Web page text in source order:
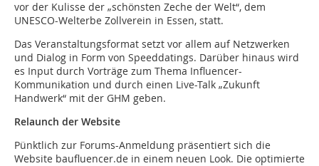
vor der Kulisse der „schönsten Zeche der Welt“, dem
UNESCO-Welterbe Zollverein in Essen, statt.
Das Veranstaltungsformat setzt vor allem auf Netzwerken
und Dialog in Form von Speeddatings. Darüber hinaus wird
es Input durch Vorträge zum Thema Influencer-
Kommunikation und durch einen Live-Talk „Zukunft
Handwerk“ mit der GHM geben.
Relaunch der Website
Pünktlich zur Forums-Anmeldung präsentiert sich die
Website baufluencer.de in einem neuen Look. Die optimierte